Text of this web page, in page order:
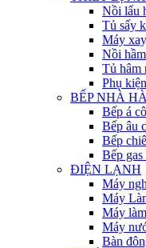
Nồi lẩu
Tủ sấy
Máy
Nồi
Tủ hâm
Phụ
BẾP NHÀ
Bếp á
Bếp âu
Bếp
Bếp
ĐIỆN LẠNH
Máy
Máy
Máy
Máy
Bàn